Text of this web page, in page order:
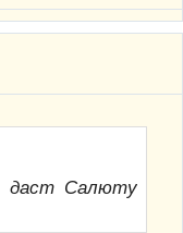
даст Салюту